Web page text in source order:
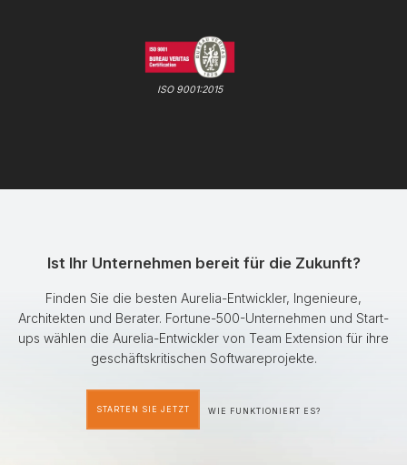
ISO 9001:2015
Ist Ihr Unternehmen bereit für die Zukunft?
Finden Sie die besten Aurelia-Entwickler, Ingenieure,
Architekten und Berater. Fortune-500-Unternehmen und Start-
ups wählen die Aurelia-Entwickler von Team Extension für ihre
geschäftskritischen Softwareprojekte.
STARTEN SIE JETZT WIE FUNKTIONIERT ES?